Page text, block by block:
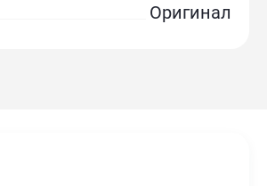
Оригинал